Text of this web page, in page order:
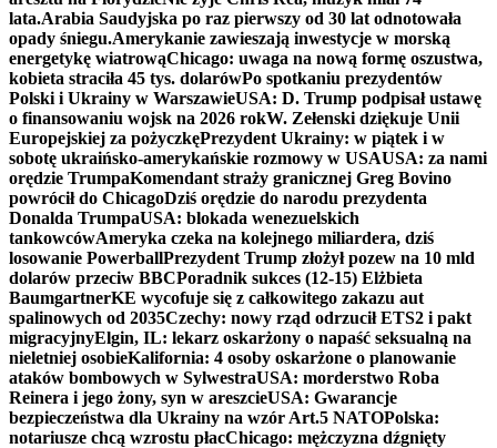
lata.Arabia Saudyjska po raz pierwszy od 30 lat odnotowała
opady śniegu.Amerykanie zawieszają inwestycje w morską
energetykę wiatrowąChicago: uwaga na nową formę oszustwa,
kobieta straciła 45 tys. dolarówPo spotkaniu prezydentów
Polski i Ukrainy w WarszawieUSA: D. Trump podpisał ustawę
o finansowaniu wojsk na 2026 rokW. Zełenski dziękuje Unii
Europejskiej za pożyczkęPrezydent Ukrainy: w piątek i w
sobotę ukraińsko-amerykańskie rozmowy w USAUSA: za nami
orędzie TrumpaKomendant straży granicznej Greg Bovino
powrócił do ChicagoDziś orędzie do narodu prezydenta
Donalda TrumpaUSA: blokada wenezuelskich
tankowcówAmeryka czeka na kolejnego miliardera, dziś
losowanie PowerballPrezydent Trump złożył pozew na 10 mld
dolarów przeciw BBCPoradnik sukces (12-15) Elżbieta
BaumgartnerKE wycofuje się z całkowitego zakazu aut
spalinowych od 2035Czechy: nowy rząd odrzucił ETS2 i pakt
migracyjnyElgin, IL: lekarz oskarżony o napaść seksualną na
nieletniej osobieKalifornia: 4 osoby oskarżone o planowanie
ataków bombowych w SylwestraUSA: morderstwo Roba
Reinera i jego żony, syn w areszcieUSA: Gwarancje
bezpieczeństwa dla Ukrainy na wzór Art.5 NATOPolska:
notariusze chcą wzrostu płacChicago: mężczyzna dźgnięty